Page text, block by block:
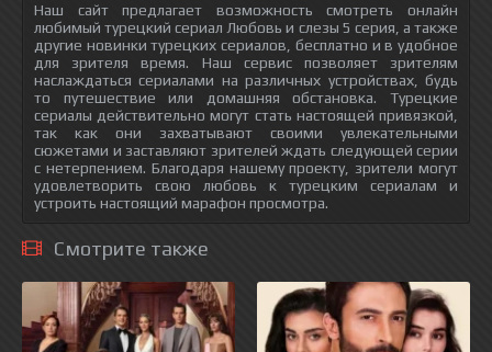
Наш сайт предлагает возможность смотреть онлайн
любимый турецкий сериал Любовь и слезы 5 серия, а также
другие новинки турецких сериалов, бесплатно и в удобное
для зрителя время. Наш сервис позволяет зрителям
наслаждаться сериалами на различных устройствах, будь
то путешествие или домашняя обстановка. Турецкие
сериалы действительно могут стать настоящей привязкой,
так как они захватывают своими увлекательными
сюжетами и заставляют зрителей ждать следующей серии
с нетерпением. Благодаря нашему проекту, зрители могут
удовлетворить свою любовь к турецким сериалам и
устроить настоящий марафон просмотра.
Смотрите также